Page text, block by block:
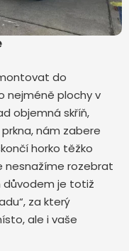
do
nejméně plochy v
objemná skříň,
nám zabere
horko těžko
nesnažíme rozebrat
důvodem je totiž
za který
ale i vaše